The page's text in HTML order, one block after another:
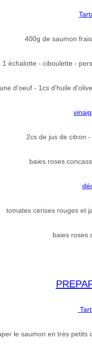
400g de saumon
1 échalotte - ciboulette -
d'oeuf - 1cs d'huile
2cs de jus de citron
baies roses
tomates cerises rouges et
baies roses
le saumon en très petits